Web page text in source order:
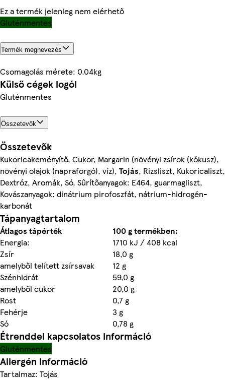
Ez a termék jelenleg nem elérhető
Gluténmentes
Termék megnevezés
Csomagolás mérete: 0.04kg
Külső cégek logói
Gluténmentes
Összetevők
Összetevők
Kukoricakeményítő, Cukor, Margarin (növényi zsírok (kókusz),
növényi olajok (napraforgó), víz), Tojás, Rizsliszt, Kukoricaliszt,
Dextróz, Aromák, Só, Sűrítőanyagok: E464, guarmagliszt,
Kovászanyagok: dinátrium pirofoszfát, nátrium-hidrogén-
karbonát
Tápanyagtartalom
Átlagos tápérték
100 g termékben:
Energia:
1710 kJ / 408 kcal
Zsír
18,0 g
amelyből telített zsírsavak
12 g
Szénhidrát
59,0 g
amelyből cukor
20,0 g
Rost
0,7 g
Fehérje
3 g
Só
0,78 g
Étrenddel kapcsolatos információ
Gluténmentes
Allergén információ
Tartalmaz: Tojás